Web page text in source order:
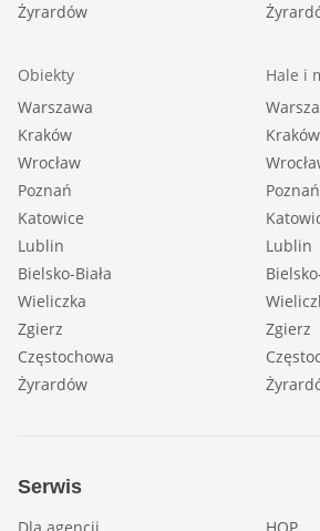
Żyrardów
Obiekty
Warszawa
Kraków
Wrocław
Poznań
Katowice
Lublin
Bielsko-Biała
Wieliczka
Zgierz
Częstochowa
Żyrardów
Hale i
Kraków
Poznań
Lublin
Zgierz
Serwis